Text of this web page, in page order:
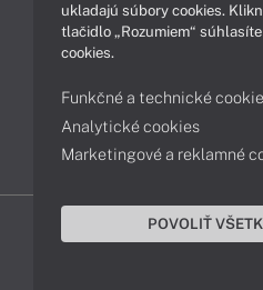
Servisné oddelenie
Diagnostiky online
DELL-SHOP © 2011 -
ukladajú súbory cookies.
tlačidlo „Rozumiem“
cookies.
Funkčné a technické
Analytické cookies
Marketingové a reklamné
POVOLIŤ